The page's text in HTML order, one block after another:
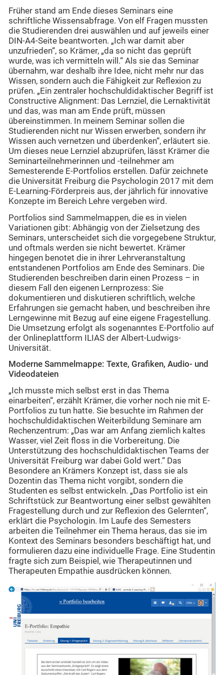
Früher stand am Ende dieses Seminars eine
schriftliche Wissensabfrage. Von elf Fragen mussten
die Studierenden drei auswählen und auf jeweils einer
DIN-A4-Seite beantworten. „Ich war damit aber
unzufrieden“, so Krämer, „da so nicht das geprüft
wurde, was ich vermitteln will.“ Als sie das Seminar
übernahm, war deshalb ihre Idee, nicht mehr nur das
Wissen, sondern auch die Fähigkeit zur Reflexion zu
prüfen. „Ein zentraler hochschuldidaktischer Begriff ist
Constructive Alignment: Das Lernziel, die Lernaktivität
und das, was man am Ende prüft, müssen
übereinstimmen. In meinem Seminar sollen die
Studierenden nicht nur Wissen erwerben, sondern ihr
Wissen auch vernetzen und überdenken“, erläutert sie.
Um dieses neue Lernziel abzuprüfen, lässt Krämer die
Seminarteilnehmerinnen und -teilnehmer am
Semesterende E-Portfolios erstellen. Dafür zeichnete
die Universität Freiburg die Psychologin 2017 mit dem
E-Learning-Förderpreis aus, der jährlich für innovative
Konzepte im Bereich Lehre vergeben wird.
Portfolios sind Sammelmappen, die es in vielen
Variationen gibt: Abhängig von der Zielsetzung des
Seminars, unterscheidet sich die vorgegebene Struktur,
und oftmals werden sie nicht bewertet. Krämer
hingegen benotet die in ihrer Lehrveranstaltung
entstandenen Portfolios am Ende des Seminars. Die
Studierenden beschreiben darin einen Prozess – in
diesem Fall den eigenen Lernprozess: Sie
dokumentieren und diskutieren schriftlich, welche
Erfahrungen sie gemacht haben, und beschreiben ihre
Lerngewinne mit Bezug auf eine eigene Fragestellung.
Die Umsetzung erfolgt als sogenanntes E-Portfolio auf
der Onlineplattform ILIAS der Albert-Ludwigs-
Universität.
Moderne Sammelmappe: Texte, Grafiken, Audio- und
Videodateien
„Ich musste mich selbst erst in das Thema
einarbeiten“, erzählt Krämer, die vorher noch nie mit E-
Portfolios zu tun hatte. Sie besuchte im Rahmen der
hochschuldidaktischen Weiterbildung Seminare am
Rechenzentrum: „Das war am Anfang ziemlich kaltes
Wasser, viel Zeit floss in die Vorbereitung. Die
Unterstützung des hochschuldidaktischen Teams der
Universität Freiburg war dabei Gold wert.“ Das
Besondere an Krämers Konzept ist, dass sie als
Dozentin das Thema nicht vorgibt, sondern die
Studenten es selbst entwickeln. „Das Portfolio ist ein
Schriftstück zur Beantwortung einer selbst gewählten
Fragestellung durch und zur Reflexion des Gelernten“,
erklärt die Psychologin. Im Laufe des Semesters
arbeiten die Teilnehmer ein Thema heraus, das sie im
Kontext des Seminars besonders beschäftigt hat, und
formulieren dazu eine individuelle Frage. Eine Studentin
fragte sich zum Beispiel, wie Therapeutinnen und
Therapeuten Empathie ausdrücken können.